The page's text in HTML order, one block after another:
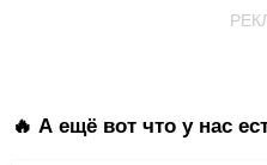
🔥 А ещё вот что у нас